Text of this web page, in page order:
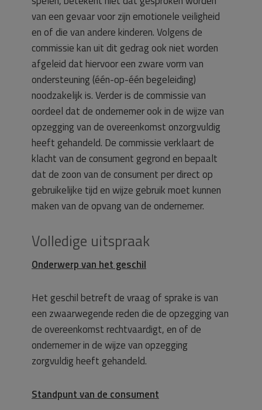
van een gevaar voor zijn emotionele veiligheid
en of die van andere kinderen. Volgens de
commissie kan uit dit gedrag ook niet worden
afgeleid dat hiervoor een zware vorm van
ondersteuning (één-op-één begeleiding)
noodzakelijk is. Verder is de commissie van
oordeel dat de ondernemer ook in de wijze van
opzegging van de overeenkomst onzorgvuldig
heeft gehandeld. De commissie verklaart de
klacht van de consument gegrond en bepaalt
dat de zoon van de consument per direct op
gebruikelijke tijd en wijze gebruik moet kunnen
maken van de opvang van de ondernemer.
Volledige uitspraak
Onderwerp van het geschil
Het geschil betreft de vraag of sprake is van
een zwaarwegende reden die de opzegging van
de overeenkomst rechtvaardigt, en of de
ondernemer in de wijze van opzegging
zorgvuldig heeft gehandeld.
Standpunt van de consument